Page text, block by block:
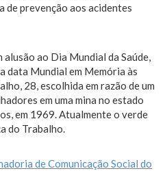
prevenção aos acidentes
ao Dia Mundial da Saúde,
data Mundial em Memória às
28, escolhida em razão de um
em uma mina no estado
em 1969. Atualmente o verde
do Trabalho.
de Comunicação Social do